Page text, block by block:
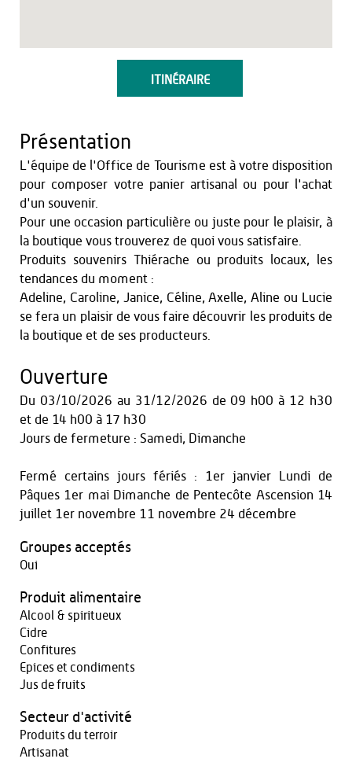
ITINÉRAIRE
Présentation
L'équipe de l'Office de Tourisme est à votre disposition
pour composer votre panier artisanal ou pour l'achat
d'un souvenir.
Pour une occasion particulière ou juste pour le plaisir, à
la boutique vous trouverez de quoi vous satisfaire.
Produits souvenirs Thiérache ou produits locaux, les
tendances du moment :
Adeline, Caroline, Janice, Céline, Axelle, Aline ou Lucie
se fera un plaisir de vous faire découvrir les produits de
la boutique et de ses producteurs.
Ouverture
Du 03/10/2026 au 31/12/2026 de 09 h00 à 12 h30
et de 14 h00 à 17 h30
Jours de fermeture : Samedi, Dimanche
Fermé certains jours fériés : 1er janvier Lundi de
Pâques 1er mai Dimanche de Pentecôte Ascension 14
juillet 1er novembre 11 novembre 24 décembre
Groupes acceptés
Oui
Produit alimentaire
Alcool & spiritueux
Cidre
Confitures
Epices et condiments
Jus de fruits
Secteur d'activité
Produits du terroir
Artisanat